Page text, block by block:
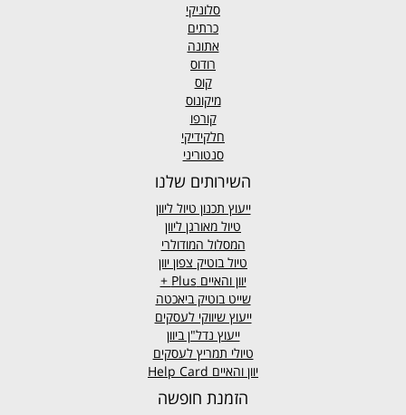
סלוניקי
כרתים
אתונה
רודוס
קוס
מיקונוס
קורפו
חלקידיקי
סנטוריני
השירותים שלנו
ייעוץ תכנון טיול ליוון
טיול מאורגן ליוון
המסלול המודולרי
טיול בוטיק צפון יוון
יוון והאיים Plus +
שייט בוטיק ביאכטה
ייעוץ שיווקי לעסקים
ייעוץ נדל"ן ביוון
טיולי תמריץ לעסקים
יוון והאיים Help Card
הזמנת חופשה